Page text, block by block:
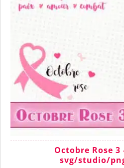
Octobre Rose 3
svg/studio/